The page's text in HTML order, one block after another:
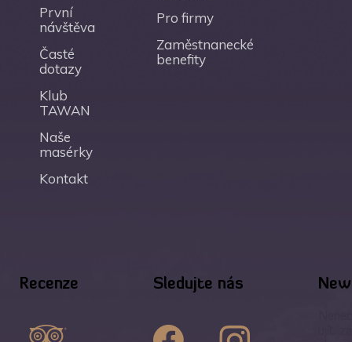
První
návštěva
Časté
dotazy
Klub
TAWAN
Naše
masérky
Kontakt
Pro firmy
Zaměstnanecké
benefity
Recenze Sledujte nás